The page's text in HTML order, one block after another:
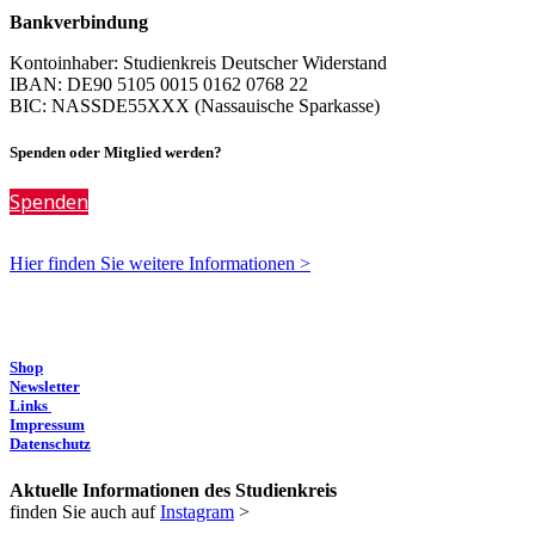
Bankverbindung
Kontoinhaber: Studienkreis Deutscher Widerstand
IBAN: DE90 5105 0015 0162 0768 22
BIC: NASSDE55XXX (Nassauische Sparkasse)
Spenden oder Mitglied werden?
Spenden
Hier finden Sie weitere Informationen >
Shop
Newsletter
Links
Impressum
Datenschutz
Aktuelle Informationen des Studienkreis
finden Sie auch aufInstagram >